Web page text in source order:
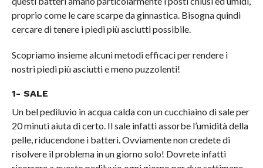
proprio come le care scarpe da ginnastica. Bisogna quindi
cercare di tenere i piedi più asciutti possibile.
Scopriamo insieme alcuni metodi efficaci per rendere i
nostri piedi più asciutti e meno puzzolenti!
1- SALE
Un bel pediluvio in acqua calda con un cucchiaino di sale per
20 minuti aiuta di certo. Il sale infatti assorbe l’umidità della
pelle, riducendone i batteri. Ovviamente non credete di
risolvere il problema in un giorno solo! Dovrete infatti